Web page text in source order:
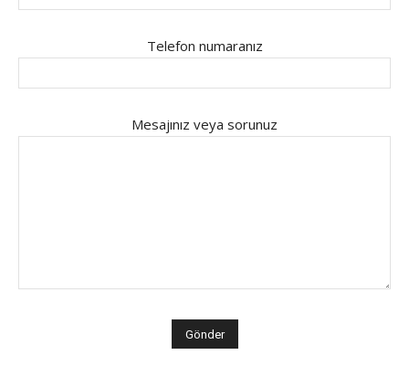
Telefon numaranız
Mesajınız veya sorunuz